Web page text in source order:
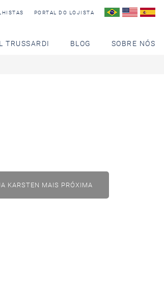
PORTAL DO LOJISTA
TRUSSARDI BLOG SOBRE NÓS
KARSTEN MAIS PRÓXIMA